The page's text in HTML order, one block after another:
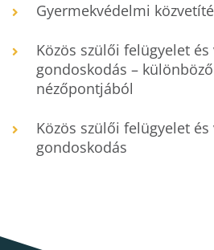
Gyermekvédelmi
Közös szülői felügyelet
gondoskodás –
nézőpontjából
Közös szülői felügyelet
gondoskodás